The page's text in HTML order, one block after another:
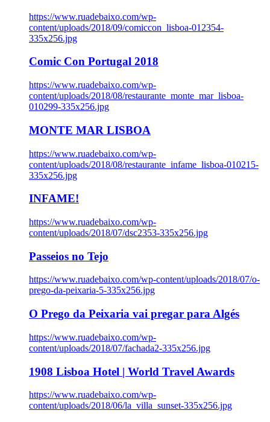
https://www.ruadebaixo.com/wp-
content/uploads/2018/09/comiccon_lisboa-012354-
335x256.jpg
Comic Con Portugal 2018
https://www.ruadebaixo.com/wp-
content/uploads/2018/08/restaurante_monte_mar_lisboa-
010299-335x256.jpg
MONTE MAR LISBOA
https://www.ruadebaixo.com/wp-
content/uploads/2018/08/restaurante_infame_lisboa-010215-
335x256.jpg
INFAME!
https://www.ruadebaixo.com/wp-
content/uploads/2018/07/dsc2353-335x256.jpg
Passeios no Tejo
https://www.ruadebaixo.com/wp-content/uploads/2018/07/o-
prego-da-peixaria-5-335x256.jpg
O Prego da Peixaria vai pregar para Algés
https://www.ruadebaixo.com/wp-
content/uploads/2018/07/fachada2-335x256.jpg
1908 Lisboa Hotel | World Travel Awards
https://www.ruadebaixo.com/wp-
content/uploads/2018/06/la_villa_sunset-335x256.jpg